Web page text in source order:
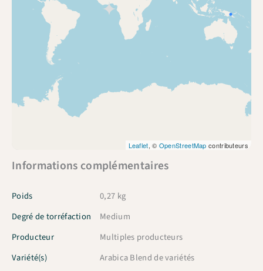
Leaflet, © OpenStreetMap contributeurs
Informations complémentaires
Poids
0,27 kg
Degré de torréfaction
Medium
Producteur
Multiples producteurs
Variété(s)
Arabica Blend de variétés